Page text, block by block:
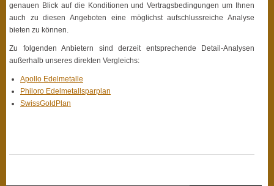
genauen Blick auf die Konditionen und Vertragsbedingungen um Ihnen
auch zu diesen Angeboten eine möglichst aufschlussreiche Analyse
bieten zu können.
Zu folgenden Anbietern sind derzeit entsprechende Detail-Analysen
außerhalb unseres direkten Vergleichs:
Apollo Edelmetalle
Philoro Edelmetallsparplan
SwissGoldPlan